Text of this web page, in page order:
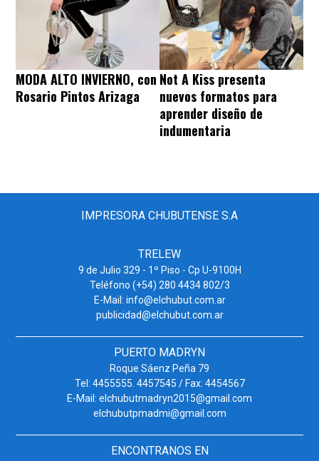
MODA ALTO INVIERNO, con
Rosario Pintos Arizaga
Not A Kiss presenta
nuevos formatos para
aprender diseño de
indumentaria
IMPRESORA CHUBUTENSE S.A
TRELEW
9 de Julio 329 - 1º Piso - Cp U-9100H
Teléfono (+54) 280 4434 802/3
E-Mail: info@elchubut.com.ar
publicidad@elchubut.com.ar
PUERTO MADRYN
Roque Sáenz Peña 79
Tel: 4455555. 4457545 / Fax: 4454567
E-Mail: elchubutmadryn2015@gmail.com
elchubutpmadmi@gmail.com
ENCONTRANOS EN